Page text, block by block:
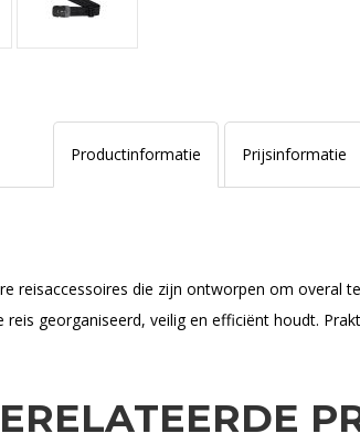
Productinformatie Prijsinformatie
reisaccessoires die zijn ontworpen om overal
georganiseerd, veilig en efficiënt houdt.